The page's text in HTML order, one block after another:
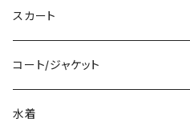
ロング/マキシ
袖付き
ノースリーブ
タンクトップ/キャミソール
シャツ/ブラウス
ベアトップ/チューブトップ
ショート丈
クロップド丈
ロング丈
スカート
ミニ/ショート
ミディアム/ミモレ
コート/ジャケット
コート
水着